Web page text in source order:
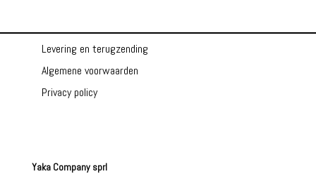
Levering en terugzending
Algemene voorwaarden
Privacy policy
Yaka Company sprl